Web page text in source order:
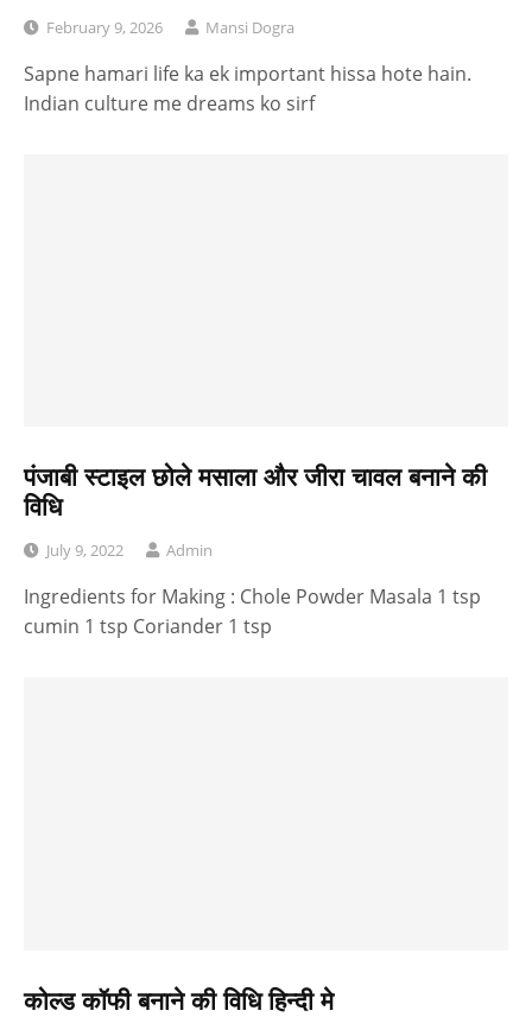
February 9, 2026 Mansi Dogra
Sapne hamari life ka ek important hissa hote hain.
Indian culture me dreams ko sirf
पंजाबी स्टाइल छोले मसाला और जीरा चावल बनाने की
विधि
July 9, 2022 Admin
Ingredients for Making : Chole Powder Masala 1 tsp
cumin 1 tsp Coriander 1 tsp
कोल्ड कॉफी बनाने की विधि हिन्दी मे